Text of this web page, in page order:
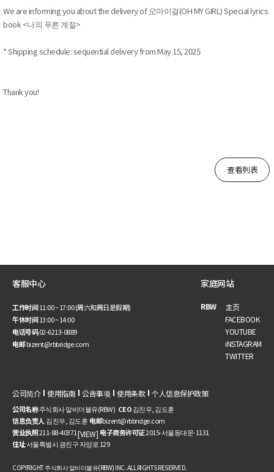
We are informing you about the delivery of 오마이걸(OH MY GIRL) Special lyrics
book <나의 푸른 계절>
* Shipping schedule: sequential delivery from May 15, 2025
Thank you!
查看列表
客服中心
工作时间11:00 ~ 17:00 (周六和周日是假期)
午休时间13:00 ~ 14:00
电话号码02-6213-0889
电邮bizent@rbbridge.com
家庭网站
RBW
主页
FACEBOOK
YOUTUBE
iNSTAGRAM
TWITTER
公司简介 使用指南 公告事项 使用条款 个人信息保护政策
公司名称주식회사 알비더블유(RBW) CEO김진우, 김도훈
信息负责人 김진우, 김도훈电邮bizent@rbbridge.com
营业执照211-88-40371[VIEW] 电子商务许可证2015-서울동대문-1131
住址서울특별시 광진구 자양로 129
COPYRIGHT 주식회사 알비더블유(RBW) INC. ALL RIGHTS RESERVED.